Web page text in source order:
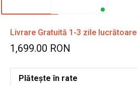
Livrare Gratuită 1-3 zile lucrătoare
1,699.00 RON
Plătește în rate